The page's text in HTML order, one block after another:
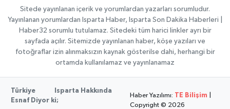
Sitede yayınlanan içerik ve yorumlardan yazarları sorumludur.
Yayınlanan yorumlardan Isparta Haber, Isparta Son Dakika Haberleri |
Haber32 sorumlu tutulamaz. Sitedeki tüm harici linkler ayrı bir
sayfada açılır. Sitemizde yayınlanan haber, köşe yazıları ve
fotoğraflar izin alınmaksızın kaynak gösterilse dahi, herhangi bir
ortamda kullanılamaz ve yayınlanamaz
Türkiye
Isparta Hakkında
Esnaf Diyor ki;
Haber Yazılımı: TE Bilişim
Copyright © 2026